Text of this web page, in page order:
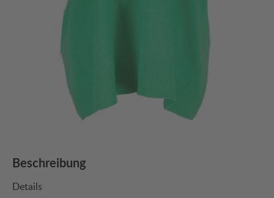
Beschreibung
Details